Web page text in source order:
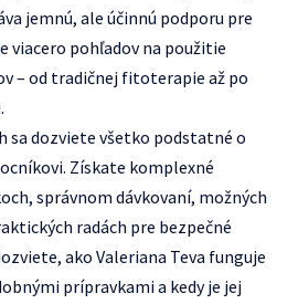
jemnú, ale účinnú podporu pre
viacero pohľadov na použitie
– od tradičnej fitoterapie až po
sa dozviete všetko podstatné o
Získate komplexné
správnom dávkovaní, možných
radách pre bezpečné
ako Valeriana Teva funguje
prípravkami a kedy je jej